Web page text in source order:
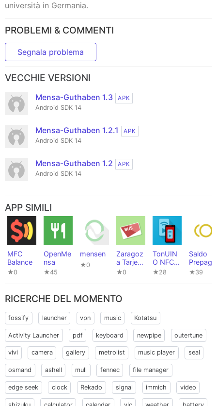
università in Germania.
PROBLEMI & COMMENTI
Segnala problema
VECCHIE VERSIONI
Mensa-Guthaben 1.3
APK
Android SDK 14
Mensa-Guthaben 1.2.1
APK
Android SDK 14
Mensa-Guthaben 1.2
APK
Android SDK 14
APP SIMILI
MFC
Balance
★0
OpenMe
nsa
★45
mensen
★0
Zaragoz
a Tarjeta
Bus
★0
TonUIN
O NFC
Tools
★28
Saldo
Prepaga
to
★39
RICERCHE DEL MOMENTO
fossify launcher vpn music Kotatsu
Activity Launcher pdf keyboard newpipe outertune
vivi camera gallery metrolist music player seal
osmand ashell mull fennec file manager
edge seek clock Rekado signal immich video